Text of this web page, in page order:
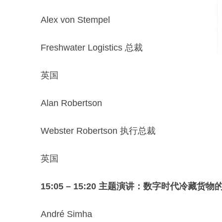
Alex von Stempel
Freshwater Logistics 总裁
英国
Alan Robertson
Webster Robertson 执行总裁
英国
15:05 – 15:20 主题演讲：数字时代冷藏货物
André Simha